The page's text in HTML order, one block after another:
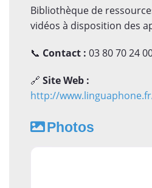
Bibliothèque de
vidéos à disposition des
📞 Contact : 03 80 70 24
🔗 Site Web :
http://
Photos